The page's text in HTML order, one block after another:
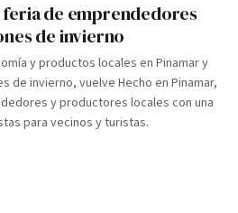
feria de emprendedores
de invierno
y productos locales en Pinamar y
de invierno, vuelve Hecho en Pinamar,
y productores locales con una
para vecinos y turistas.